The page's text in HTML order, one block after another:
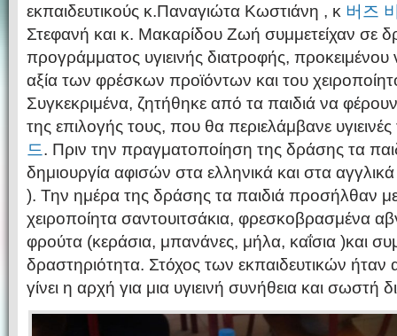
εκπαιδευτικούς κ.Παναγιώτα Κωστιάνη , κ 버즈
Στεφανή και κ. Μακαρίδου Ζωή συμμετείχαν σε
προγράμματος υγιεινής διατροφής,
αξία των φρέσκων προϊόντων και του
Συγκεκριμένα, ζητήθηκε από τα παιδιά να
της επιλογής τους, που θα περιελάμβανε
드. Πριν την πραγματοποίηση της δράσης τα
δημιουργία αφισών στα ελληνικά και στα
). Την ημέρα της δράσης τα παιδιά προσήλθαν με
χειροποίητα σαντουιτσάκια, φρεσκοβρασμένα
φρούτα (κεράσια, μπανάνες, μήλα, καΐσια )και
δραστηριότητα. Στόχος των εκπαιδευτικών
γίνει η αρχή για μια υγιεινή συνήθεια και σωστή